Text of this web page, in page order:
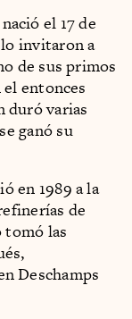
el 17 de
lo invitaron a
de sus primos
entonces
duró varias
ganó su
en 1989 a la
de
tomó las
Deschamps